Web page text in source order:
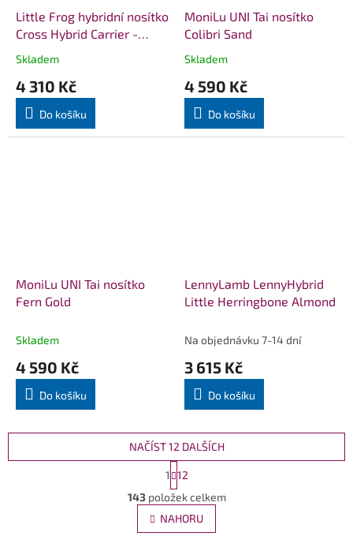
Little Frog hybridní nosítko
Cross Hybrid Carrier -
Průměrné
produktu
5,0
z
Skladem
4 310 Kč
Do košíku
MoniLu UNI Tai nosítko
Colibri Sand
Průměrné
produktu
5,0
z
Skladem
4 590 Kč
Do košíku
MoniLu UNI Tai nosítko
Fern Gold
Skladem
4 590 Kč
Do košíku
LennyLamb LennyHybrid
Little Herringbone Almond
Na objednávku 7-14 dní
3 615 Kč
Do košíku
O
v
l
NAČÍST 12 DALŠÍCH
S
t
r
á
n
1
12
143položek celkem
NAHORU